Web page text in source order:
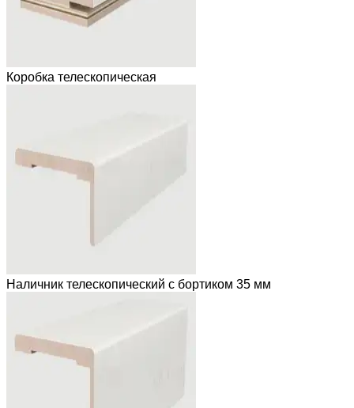
Коробка телескопическая
Наличник телескопический с бортиком 35 мм